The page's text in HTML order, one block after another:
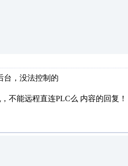
台，没法控制的
不能远程直连PLC么 内容的回复！